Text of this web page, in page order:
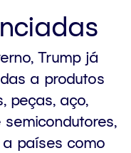
Trump já
a produtos
peças, aço,
países como